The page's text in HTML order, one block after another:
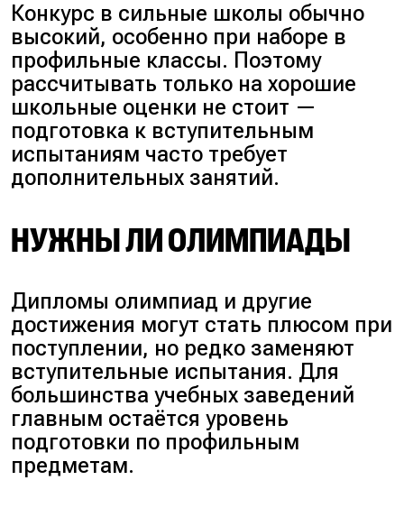
Конкурс в сильные школы обычно
высокий, особенно при наборе в
профильные классы. Поэтому
рассчитывать только на хорошие
школьные оценки не стоит —
подготовка к вступительным
испытаниям часто требует
дополнительных занятий.
НУЖНЫ ЛИ ОЛИМПИАДЫ
Дипломы олимпиад и другие
достижения могут стать плюсом при
поступлении, но редко заменяют
вступительные испытания. Для
большинства учебных заведений
главным остаётся уровень
подготовки по профильным
предметам.